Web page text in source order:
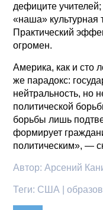
дефиците
«наша»
Практический
огромен.
Америка, как и сто
же парадокс:
нейтральность, но
политической
борьбы лишь
формирует
политическим», —
Автор:Арсений
Теги: США |